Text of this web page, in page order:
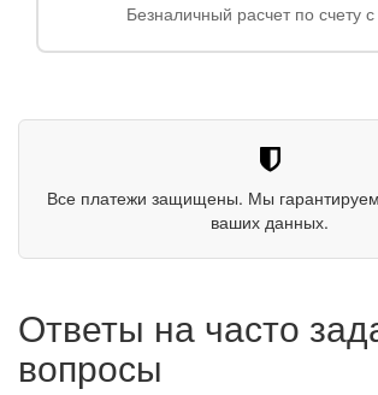
Безналичный расчет по счету
Все платежи защищены. Мы
ваших данных.
Ответы на часто
вопросы